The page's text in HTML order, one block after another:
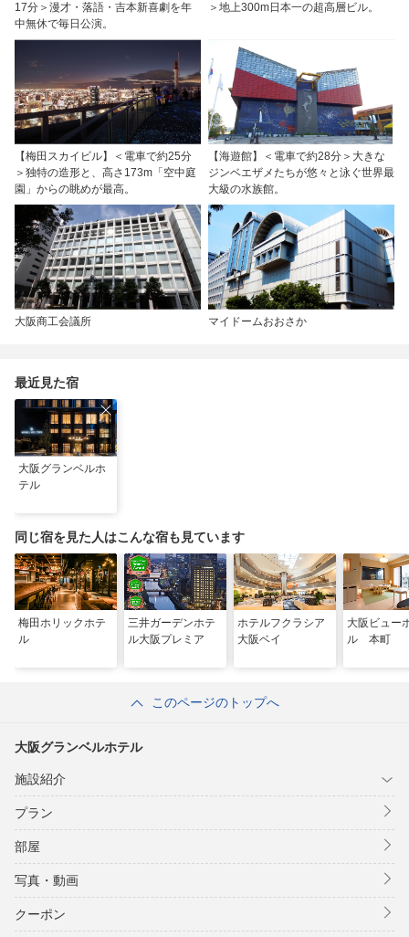
17分＞漫才・落語・吉本新喜劇を年
中無休で毎日公演。
＞地上300m日本一の超高層ビル。
【梅田スカイビル】＜電車で約25分
＞独特の造形と、高さ173m「空中庭
園」からの眺めが最高。
【海遊館】＜電車で約28分＞大きな
ジンベエザメたちが悠々と泳ぐ世界最
大級の水族館。
大阪商工会議所 マイドームおおさか
最近見た宿
大阪グランベルホ
テル
同じ宿を見た人はこんな宿も見ています
梅田ホリックホテ
ル
三井ガーデンホテ
ル大阪プレミア
ホテルフクラシア
大阪ベイ
大阪ビュー
ル 本町
このページのトップへ
大阪グランベルホテル
施設紹介
プラン
部屋
写真・動画
クーポン